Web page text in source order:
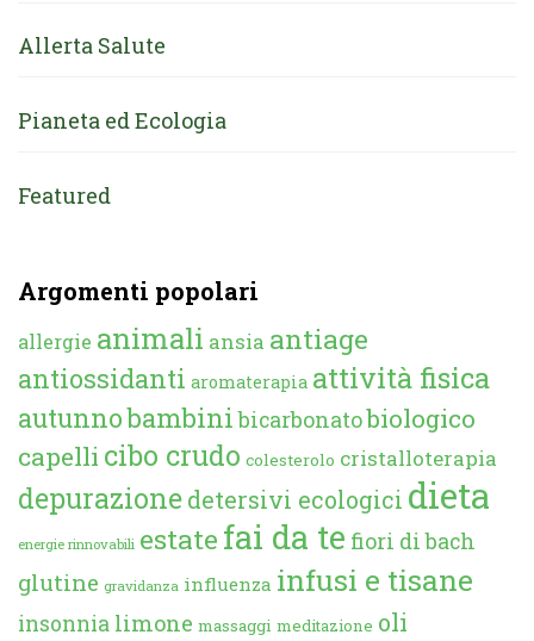
Allerta Salute
Pianeta ed Ecologia
Featured
Argomenti popolari
allergie animali ansia antiage
antiossidanti aromaterapia attività fisica
autunnobambini bicarbonatobiologico
capelli cibo crudo colesterolo cristalloterapia
depurazione detersivi ecologici dieta
energie rinnovabili estate fai da te fiori di bach
glutine gravidanza influenza infusi e tisane
insonnia limone massaggi meditazione oli